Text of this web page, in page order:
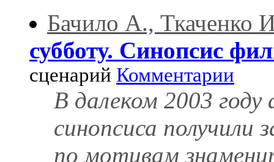
Бачило А., Ткаченко
субботу. Синопсис
сценарий Комментарии
В далеком 2003 году
синопсиса получили
по мотивам